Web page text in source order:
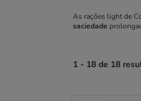
As rações light de
saciedade
1 - 18 de 18